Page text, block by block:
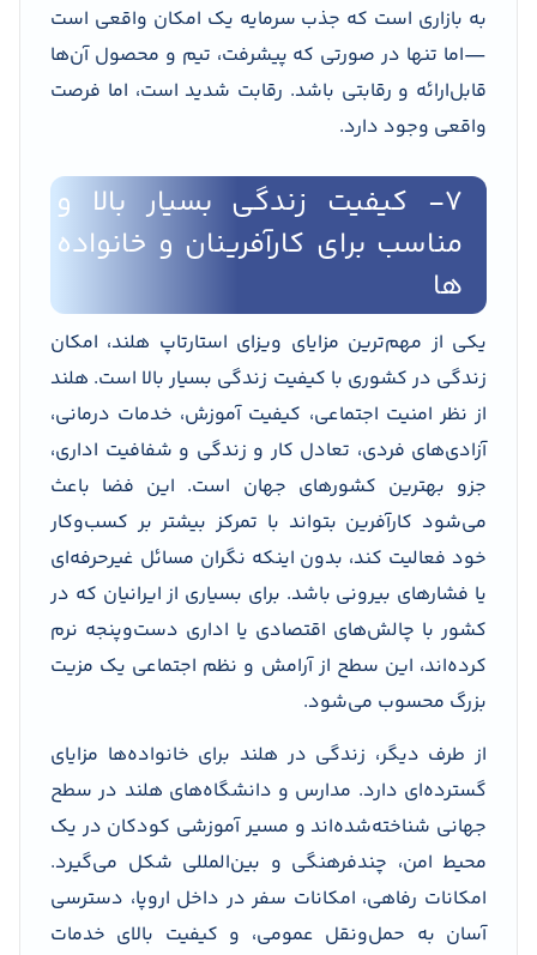
به بازاری است که جذب سرمایه یک امکان واقعی است
—اما تنها در صورتی که پیشرفت، تیم و محصول آن‌ها
قابل‌ارائه و رقابتی باشد. رقابت شدید است، اما فرصت
واقعی وجود دارد.
۷- کیفیت زندگی بسیار بالا و
مناسب برای کارآفرینان و خانواده
ها
یکی از مهم‌ترین مزایای ویزای استارتاپ هلند، امکان
زندگی در کشوری با کیفیت زندگی بسیار بالا است. هلند
از نظر امنیت اجتماعی، کیفیت آموزش، خدمات درمانی،
آزادی‌های فردی، تعادل کار و زندگی و شفافیت اداری،
جزو بهترین کشور‌های جهان است. این فضا باعث
می‌شود کارآفرین بتواند با تمرکز بیشتر بر کسب‌وکار
خود فعالیت کند، بدون اینکه نگران مسائل غیرحرفه‌ای
یا فشارهای بیرونی باشد. برای بسیاری از ایرانیان که در
کشور با چالش‌های اقتصادی یا اداری دست‌وپنجه نرم
کرده‌اند، این سطح از آرامش و نظم اجتماعی یک مزیت
بزرگ محسوب می‌شود.
از طرف دیگر، زندگی در هلند برای خانواده‌ها مزایای
گسترده‌ای دارد. مدارس و دانشگاه‌های هلند در سطح
جهانی شناخته‌شده‌اند و مسیر آموزشی کودکان در یک
محیط امن، چندفرهنگی و بین‌المللی شکل می‌گیرد.
امکانات رفاهی، امکانات سفر در داخل اروپا، دسترسی
آسان به حمل‌ونقل عمومی، و کیفیت بالای خدمات